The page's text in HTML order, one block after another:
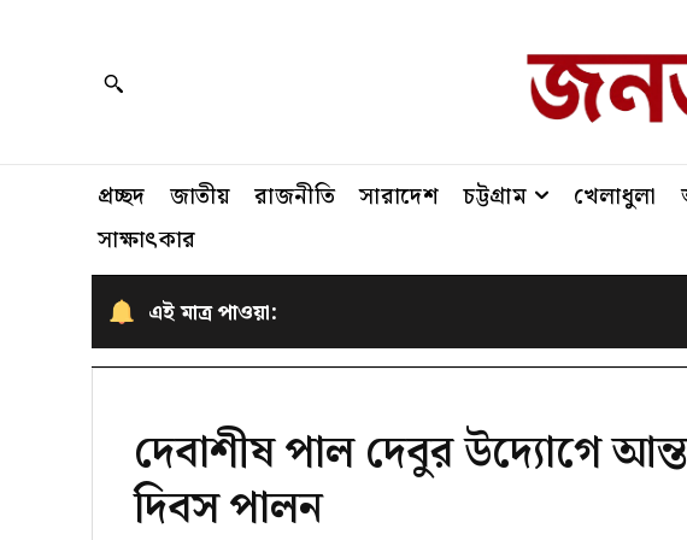
প্রচ্ছদ জাতীয় রাজনীতি সারাদেশ চট্টগ্রাম খেলাধুলা
সাক্ষাৎকার
এই মাত্র পাওয়া:
দেবাশীষ পাল দেবুর উদ্যোগে
দিবস পালন